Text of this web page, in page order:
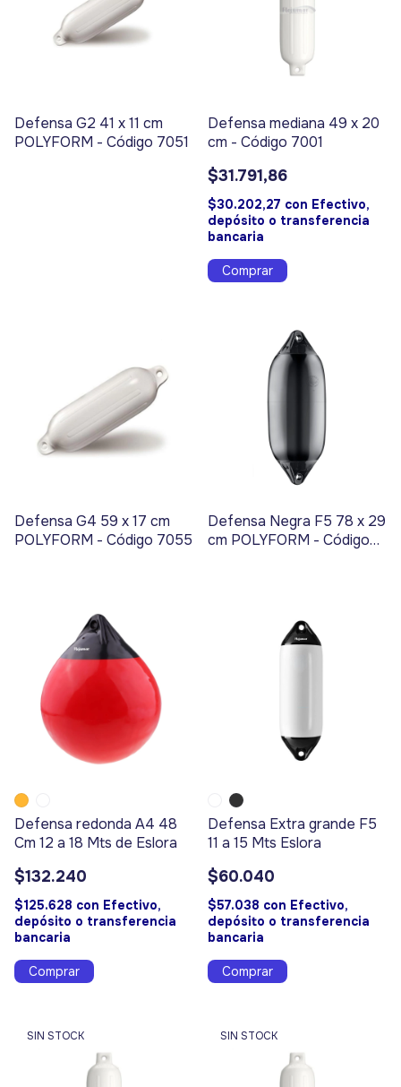
Defensa G2 41 x 11 cm
POLYFORM - Código 7051
Defensa mediana 49 x 20
cm - Código 7001
$31.791,86
$30.202,27 con Efectivo,
depósito o transferencia
bancaria
Defensa G4 59 x 17 cm
POLYFORM - Código 7055
Defensa Negra F5 78 x 29
cm POLYFORM - Código
Defensa redonda A4 48
Cm 12 a 18 Mts de Eslora
$132.240
$125.628 con Efectivo,
depósito o transferencia
bancaria
Comprar
Defensa Extra grande F5
11 a 15 Mts Eslora
$60.040
$57.038 con Efectivo,
depósito o transferencia
bancaria
Comprar
SIN STOCK SIN STOCK